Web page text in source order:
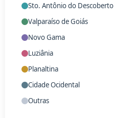
Sto. Antônio do Descoberto
Valparaíso de Goiás
Novo Gama
Luziânia
Planaltina
Cidade Ocidental
Outras